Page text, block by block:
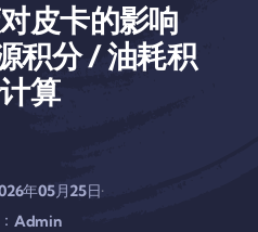
皮卡的影响
积分 / 油耗积
算
年05月25日·
Admin